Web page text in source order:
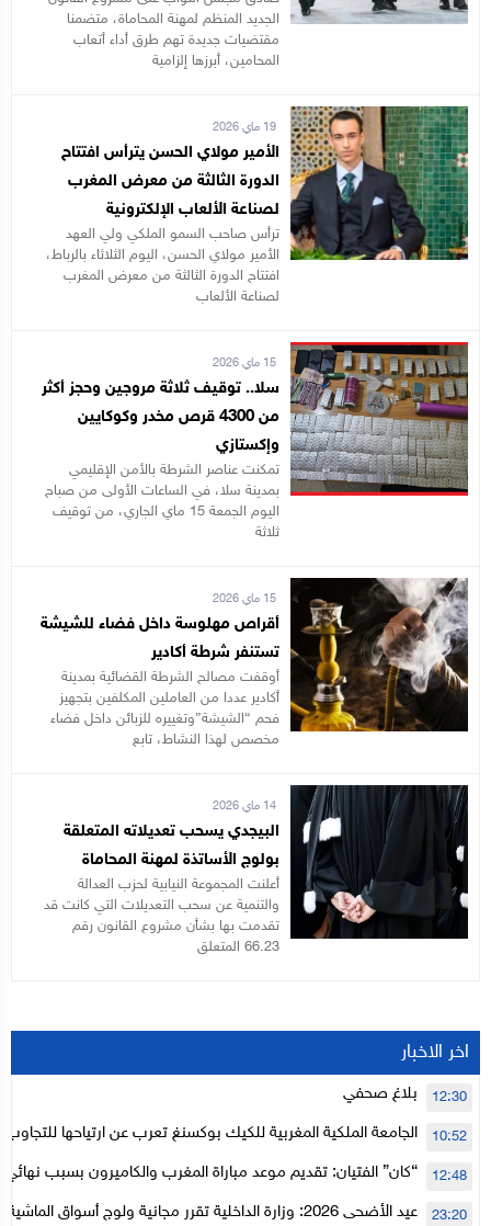
الجديد المنظم لمهنة المحاماة، متضمنا
مقتضيات جديدة تهم طرق أداء أتعاب
المحامين، أبرزها إلزامية
19 ماي 2026
الأمير مولاي الحسن يترأس افتتاح
الدورة الثالثة من معرض المغرب
لصناعة الألعاب الإلكترونية
ترأس صاحب السمو الملكي ولي العهد
الأمير مولاي الحسن، اليوم الثلاثاء بالرباط،
افتتاح الدورة الثالثة من معرض المغرب
لصناعة الألعاب
15 ماي 2026
سلا.. توقيف ثلاثة مروجين وحجز أكثر
من 4300 قرص مخدر وكوكايين
وإكستازي
تمكنت عناصر الشرطة بالأمن الإقليمي
بمدينة سلا، في الساعات الأولى من صباح
اليوم الجمعة 15 ماي الجاري، من توقيف
ثلاثة
15 ماي 2026
أقراص مهلوسة داخل فضاء للشيشة
تستنفر شرطة أكادير
أوقفت مصالح الشرطة القضائية بمدينة
أكادير عددا من العاملين المكلفين بتجهيز
فحم “الشيشة”وتغييره للزبائن داخل فضاء
مخصص لهذا النشاط، تابع
14 ماي 2026
البيجدي يسحب تعديلاته المتعلقة
بولوج الأساتذة لمهنة المحاماة
أعلنت المجموعة النيابية لحزب العدالة
والتنمية عن سحب التعديلات التي كانت قد
تقدمت بها بشأن مشروع القانون رقم
66.23 المتعلق
اخر الاخبار
بلاغ صحفي 12:30
الجامعة الملكية المغربية للكيك بوكسنغ تعرب عن ارتياحها
الأعلى للحسابات
10:52
“كان” الفتيان: تقديم موعد مباراة المغرب والكاميرون بسبب نهائي 12:48
عيد الأضحى 2026: وزارة الداخلية تقرر مجانية ولوج أسواق
23:20